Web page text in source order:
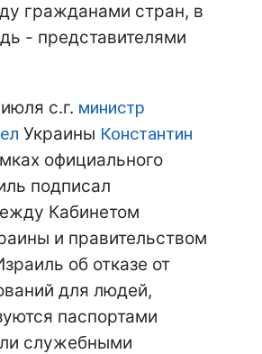
гражданами стран, в
- представителями
с.г. министр
Украины Константин
официального
подписал
Кабинетом
и правительством
об отказе от
для людей,
паспортами
служебными